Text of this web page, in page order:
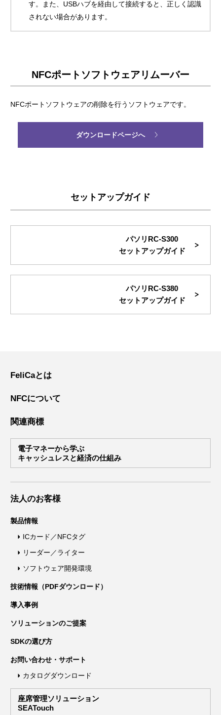
す。また、USBハブを経由して接続すると、正しく認識
されない場合があります。
NFCポートソフトウェアリムーバー
NFCポートソフトウェアの削除を行うソフトウェアです。
ダウンロードページへ
セットアップガイド
パソリRC-S300
セットアップガイド
パソリRC-S380
セットアップガイド
FeliCaとは
NFCについて
関連商標
電子マネーから学ぶ
キャッシュレスと経済の仕組み
法人のお客様
製品情報
ICカード／NFCタグ
リーダー／ライター
ソフトウェア開発環境
技術情報（PDFダウンロード）
導入事例
ソリューションのご提案
SDKの選び方
お問い合わせ・サポート
カタログダウンロード
座席管理ソリューション
SEATouch